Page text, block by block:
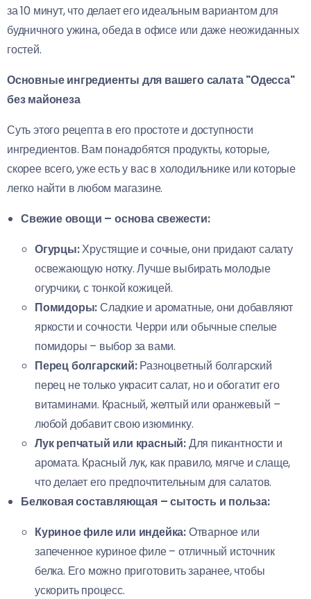
за 10 минут, что делает его идеальным вариантом для
будничного ужина, обеда в офисе или даже неожиданных
гостей.
Основные ингредиенты для вашего салата "Одесса"
без майонеза
Суть этого рецепта в его простоте и доступности
ингредиентов. Вам понадобятся продукты, которые,
скорее всего, уже есть у вас в холодильнике или которые
легко найти в любом магазине.
Свежие овощи – основа свежести:
Огурцы:Хрустящие и сочные, они придают салату
освежающую нотку. Лучше выбирать молодые
огурчики, с тонкой кожицей.
Помидоры:Сладкие и ароматные, они добавляют
яркости и сочности. Черри или обычные спелые
помидоры – выбор за вами.
Перец болгарский:Разноцветный болгарский
перец не только украсит салат, но и обогатит его
витаминами. Красный, желтый или оранжевый –
любой добавит свою изюминку.
Лук репчатый или красный:Для пикантности и
аромата. Красный лук, как правило, мягче и слаще,
что делает его предпочтительным для салатов.
Белковая составляющая – сытость и польза:
Куриное филе или индейка:Отварное или
запеченное куриное филе – отличный источник
белка. Его можно приготовить заранее, чтобы
ускорить процесс.